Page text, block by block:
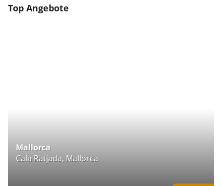
Top Angebote
Mallorca
Cala Ratjada, Mallorca